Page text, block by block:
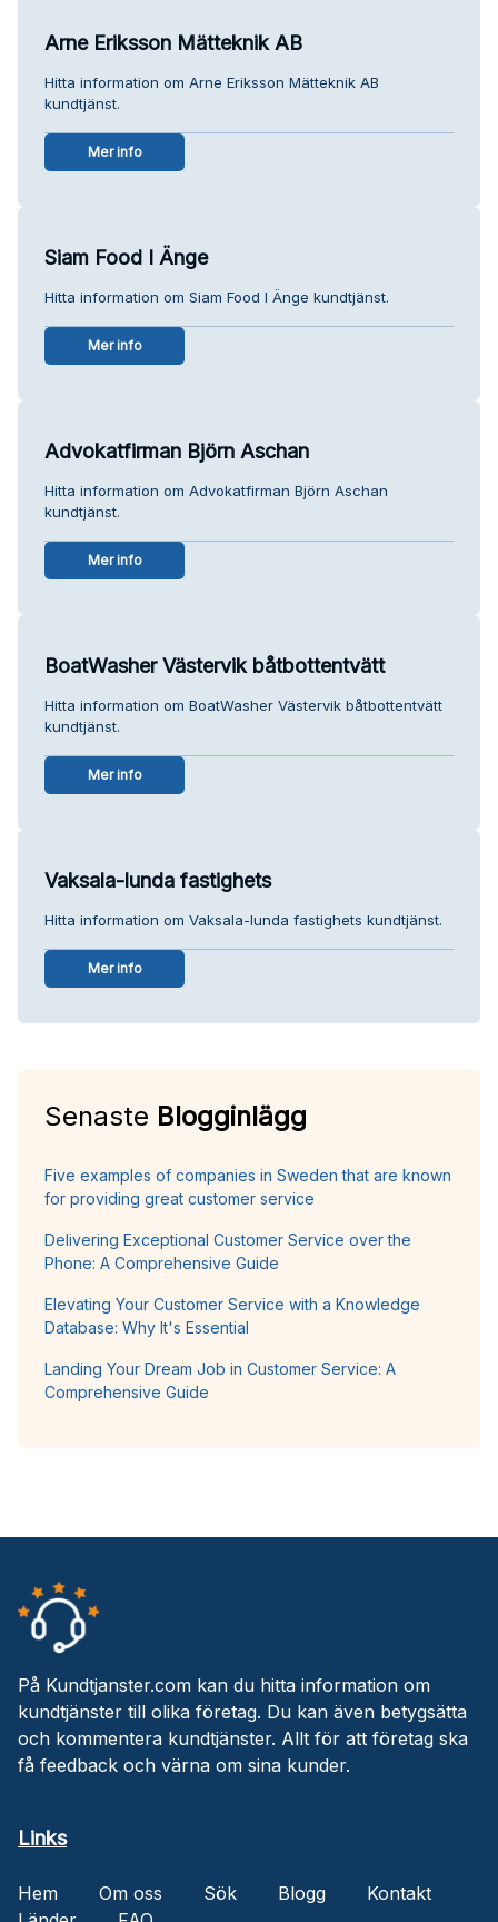
Arne Eriksson Mätteknik AB
Hitta information om Arne Eriksson Mätteknik AB
kundtjänst.
Mer info
Siam Food I Änge
Hitta information om Siam Food I Änge kundtjänst.
Mer info
Advokatfirman Björn Aschan
Hitta information om Advokatfirman Björn Aschan
kundtjänst.
Mer info
BoatWasher Västervik båtbottentvätt
Hitta information om BoatWasher Västervik båtbottentvätt
kundtjänst.
Mer info
Vaksala-lunda fastighets
Hitta information om Vaksala-lunda fastighets kundtjänst.
Mer info
Senaste Blogginlägg
Five examples of companies in Sweden that are known
for providing great customer service
Delivering Exceptional Customer Service over the
Phone: A Comprehensive Guide
Elevating Your Customer Service with a Knowledge
Database: Why It's Essential
Landing Your Dream Job in Customer Service: A
Comprehensive Guide
På Kundtjanster.com kan du hitta information om
kundtjänster till olika företag. Du kan även betygsätta
och kommentera kundtjänster. Allt för att företag ska
få feedback och värna om sina kunder.
Links
Hem Om oss Sök Blogg
Kontakt